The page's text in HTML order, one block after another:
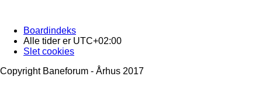
Boardindeks
Alle tider er UTC+02:00
Slet cookies
Copyright Baneforum - Århus 2017